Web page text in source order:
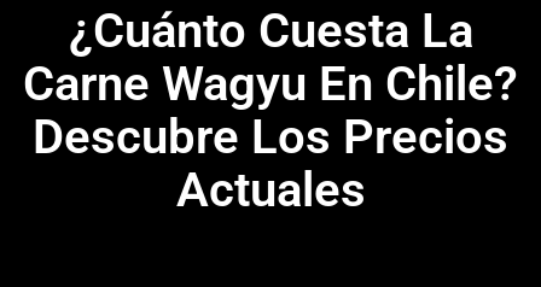
¿Cuánto Cuesta La
Carne Wagyu En Chile?
Descubre Los Precios
Actuales